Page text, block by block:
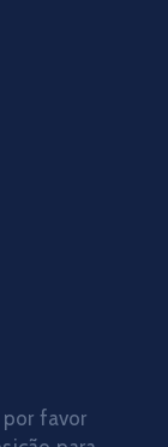
favor